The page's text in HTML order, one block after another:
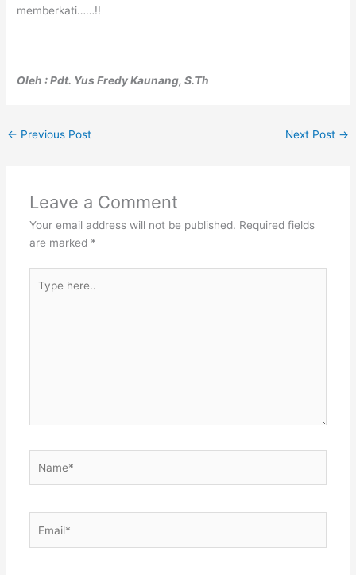
memberkati……!!
Oleh : Pdt. Yus Fredy Kaunang, S.Th
← Previous Post Next Post →
Leave a Comment
Your email address will not be published. Required fields
are marked *
here..